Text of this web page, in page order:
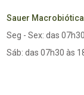
Sauer
Seg - Sex: das
Sáb: das 07h30 às